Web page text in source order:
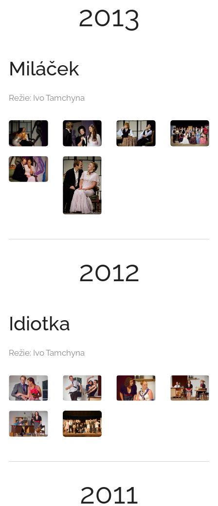
2013
Miláček
Režie: Ivo Tamchyna
2012
Idiotka
Režie: Ivo Tamchyna
2011